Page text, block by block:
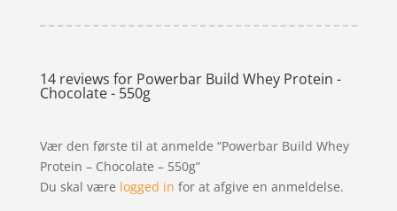
14 reviews for Powerbar Build Whey Protein -
Chocolate - 550g
Vær den første til at anmelde “Powerbar Build Whey
Protein – Chocolate – 550g”
Du skal være logged in for at afgive en anmeldelse.